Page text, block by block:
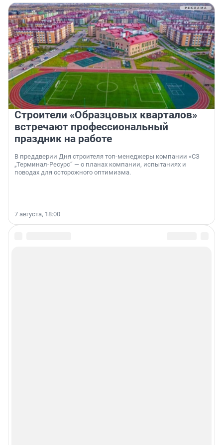
Строители «Образцовых кварталов»
встречают профессиональный
праздник на работе
В преддверии Дня строителя топ-менеджеры компании «СЗ
„Терминал-Ресурс“ — о планах компании, испытаниях и
поводах для осторожного оптимизма.
7 августа, 18:00